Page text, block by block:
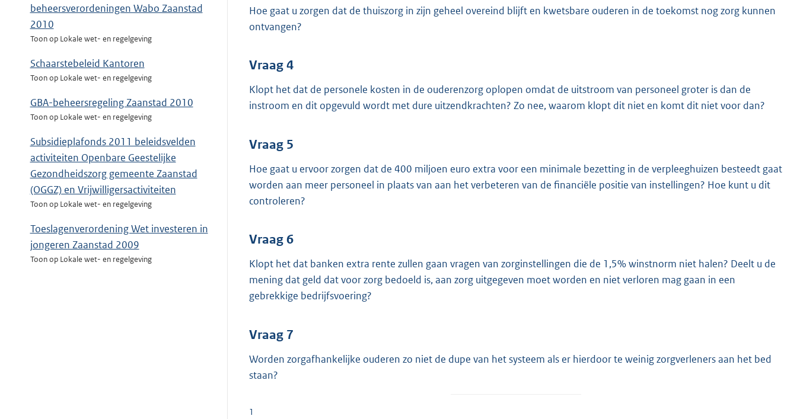
beheersverordeningen Wabo Zaanstad
2010
Toon op Lokale wet- en regelgeving
Schaarstebeleid Kantoren
Toon op Lokale wet- en regelgeving
GBA-beheersregeling Zaanstad 2010
Toon op Lokale wet- en regelgeving
Subsidieplafonds 2011 beleidsvelden
activiteiten Openbare Geestelijke
Gezondheidszorg gemeente Zaanstad
(OGGZ) en Vrijwilligersactiviteiten
Toon op Lokale wet- en regelgeving
Toeslagenverordening Wet investeren in
jongeren Zaanstad 2009
Toon op Lokale wet- en regelgeving
K
Hoe gaat u zorgen dat de thuiszorg in zijn geheel overeind blijft en kwetsbare ouderen in de toekomst nog zorg kunnen
ontvangen?
Vraag 4
Klopt het dat de personele kosten in de ouderenzorg oplopen omdat de uitstroom van personeel groter is dan de
instroom en dit opgevuld wordt met dure uitzendkrachten? Zo nee, waarom klopt dit niet en komt dit niet voor dan?
Vraag 5
Hoe gaat u ervoor zorgen dat de 400 miljoen euro extra voor een minimale bezetting in de verpleeghuizen besteedt gaat
worden aan meer personeel in plaats van aan het verbeteren van de financiële positie van instellingen? Hoe kunt u dit
controleren?
Vraag 6
Klopt het dat banken extra rente zullen gaan vragen van zorginstellingen die de 1,5% winstnorm niet halen? Deelt u de
mening dat geld dat voor zorg bedoeld is, aan zorg uitgegeven moet worden en niet verloren mag gaan in een
gebrekkige bedrijfsvoering?
Vraag 7
Worden zorgafhankelijke ouderen zo niet de dupe van het systeem als er hierdoor te weinig zorgverleners aan het bed
staan?
1